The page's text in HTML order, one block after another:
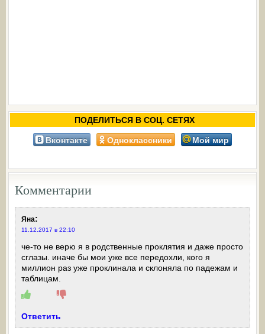
ПОДЕЛИТЬСЯ В СОЦ. СЕТЯХ
Вконтакте Одноклассники Мой мир
Комментарии
Яна:
11.12.2017 в 22:10
че-то не верю я в родственные проклятия и даже просто
сглазы. иначе бы мои уже все передохли, кого я
миллион раз уже проклинала и склоняла по падежам и
таблицам.
Ответить